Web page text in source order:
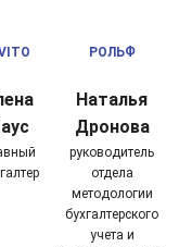
РОЛЬФ
Наталья
Дронова
руководитель
отдела
методологии
бухгалтерского
учета и